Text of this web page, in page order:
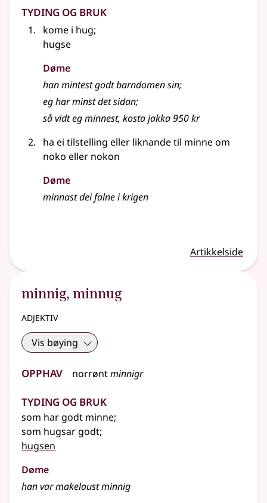
Tyding og bruk
kome i hug;
hugse
Døme
han mintest godt barndomen sin;
eg har minst det sidan;
så vidt eg minnest, kosta jakka 950 kr
ha ei tilstelling eller liknandetil minne om
noko eller nokon
Døme
minnastdei falne i krigen
Artikkelside
minnig, minnug
adjektiv
Vis bøying
Opphav norrøntminnigr
Tyding og bruk
som har godt minne;
som hugsar godt;
hugsen
Døme
han var makelaustminnig